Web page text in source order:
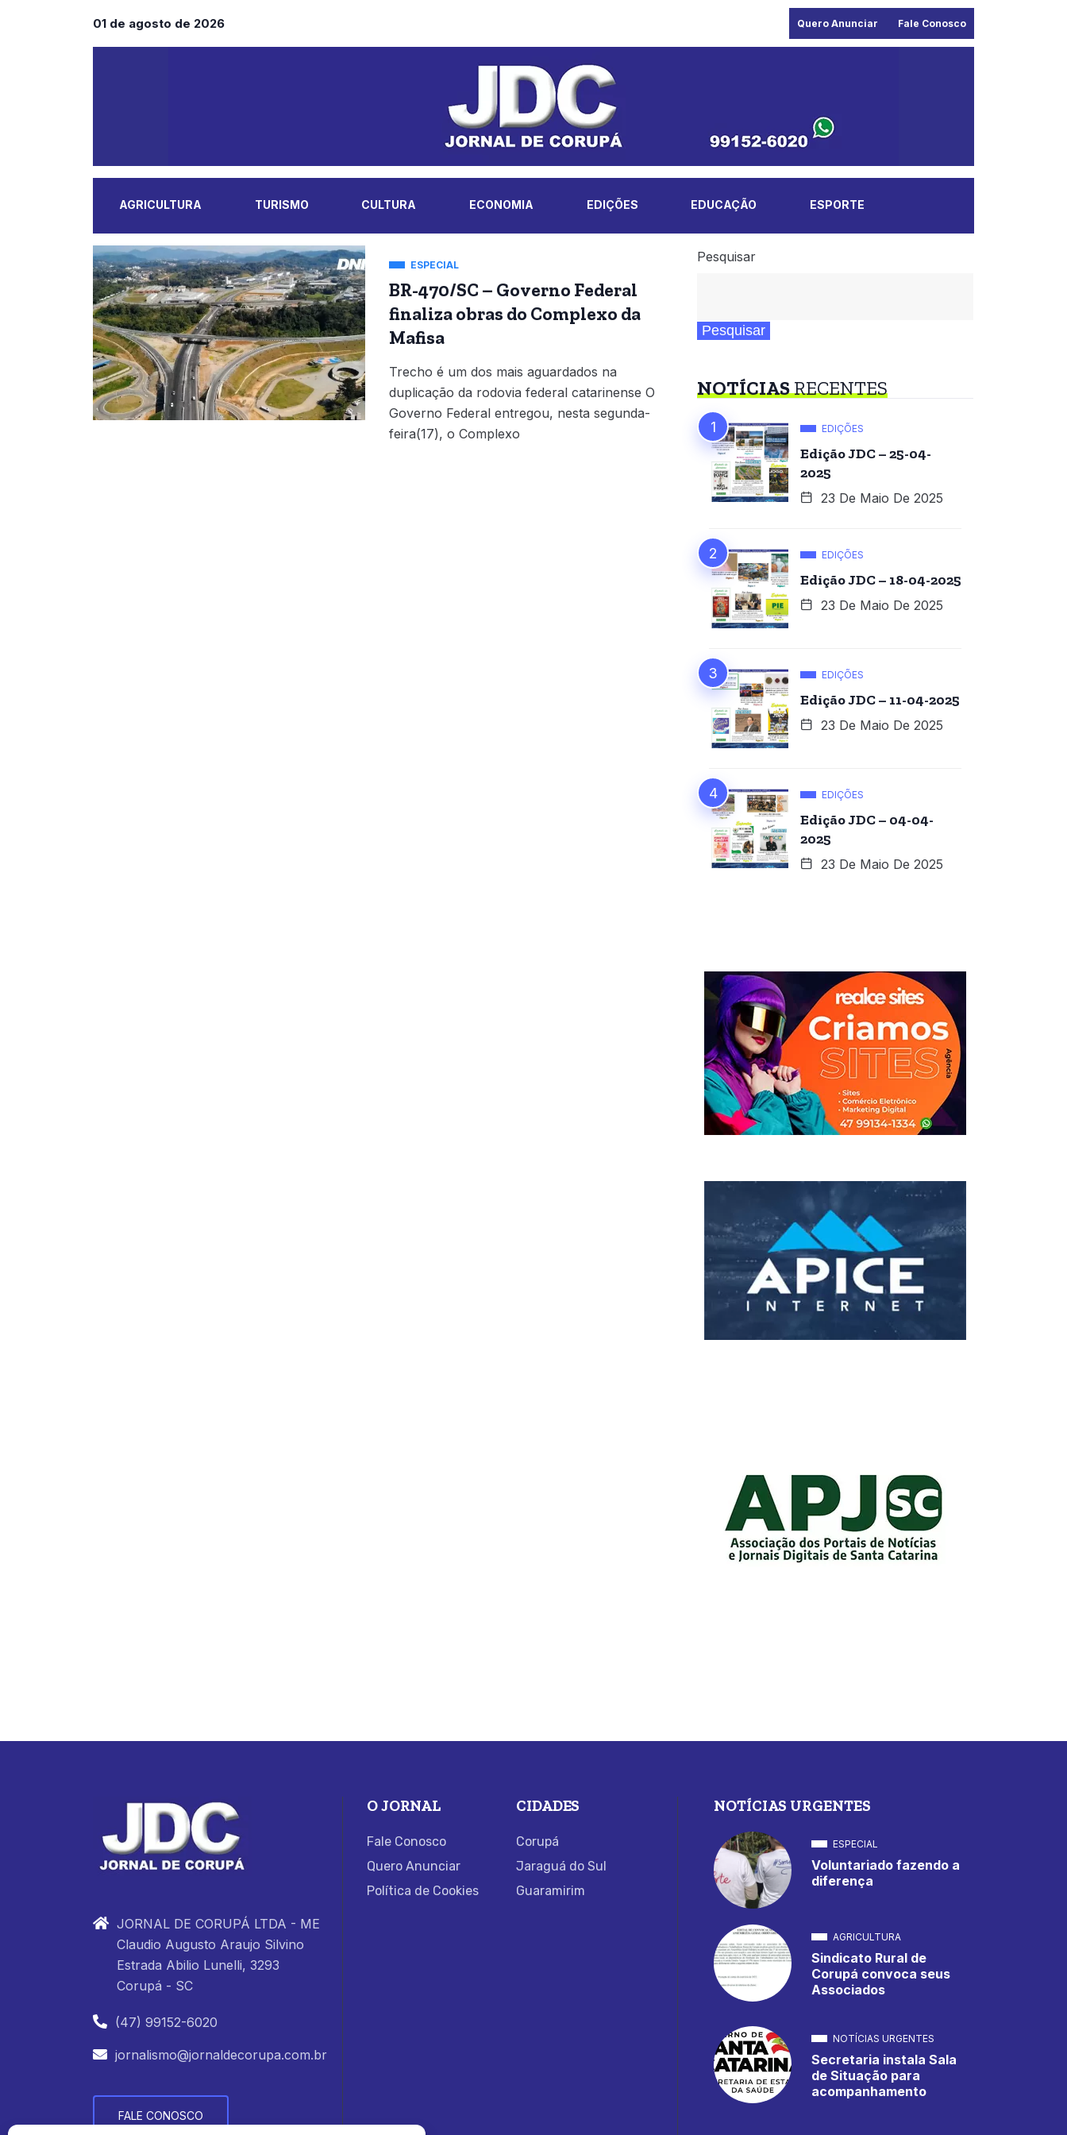
01 de agosto de 2026 Quero Anunciar Fale Conosco
AGRICULTURA TURISMO CULTURA ECONOMIA EDIÇÕES EDUCAÇÃO ESPORTE
MAIS ESPECIAL
BR-470/SC – Governo Federal
finaliza obras do Complexo da
Mafisa
Trecho é um dos mais aguardados na
duplicação da rodovia federal catarinense O
Governo Federal entregou, nesta segunda-
feira(17), o Complexo
Pesquisar
Pesquisar
NOTÍCIASRECENTES
EDIÇÕES
Edição JDC – 25-04-
2025
23 De Maio De 2025
EDIÇÕES
Edição JDC – 18-04-2025
23 De Maio De 2025
EDIÇÕES
Edição JDC – 11-04-2025
23 De Maio De 2025
EDIÇÕES
Edição JDC – 04-04-
2025
23 De Maio De 2025
JORNAL DE CORUPÁ LTDA - ME
Claudio Augusto Araujo Silvino
Estrada Abilio Lunelli, 3293
Corupá - SC
(47) 99152-6020
jornalismo@jornaldecorupa.com.br
FALE CONOSCO
O JORNAL
Fale Conosco
Quero Anunciar
Política de Cookies
CIDADES
Corupá
Jaraguá do Sul
Guaramirim
NOTÍCIAS URGENTES
ESPECIAL
Voluntariado fazendo a
diferença
AGRICULTURA
Sindicato Rural de
Corupá convoca seus
Associados
NOTÍCIAS URGENTES
Secretaria instala Sala
de Situação para
acompanhamento